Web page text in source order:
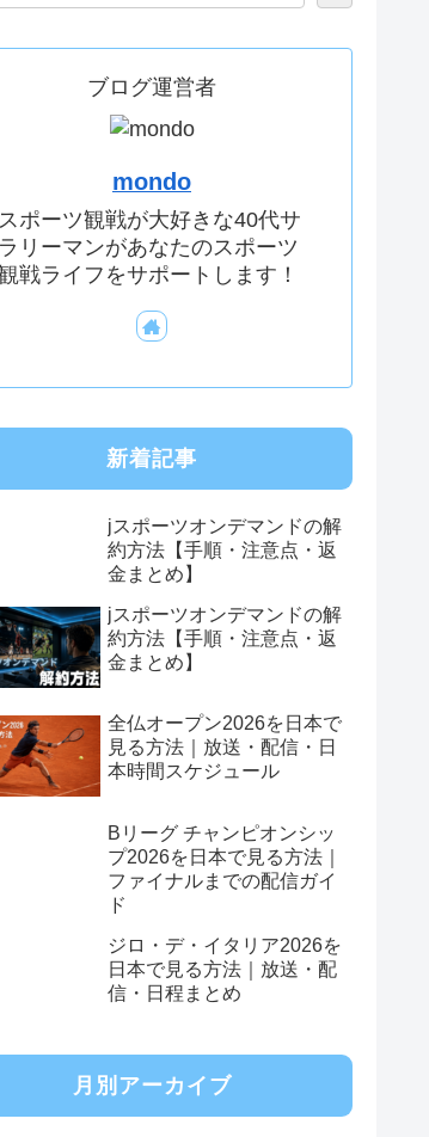
ブログ運営者
mondo
スポーツ観戦が大好きな40代サ
ラリーマンがあなたのスポーツ
戦ライフをサポートします！
新着記事
jスポーツオンデマンドの解
約方法【手順・注意点・返
金まとめ】
jスポーツオンデマンドの解
約方法【手順・注意点・返
金まとめ】
全仏オープン2026を日本で
見る方法｜放送・配信・日
本時間スケジュール
Bリーグ チャンピオンシッ
プ2026を日本で見る方法｜
ファイナルまでの配信ガイ
ド
ジロ・デ・イタリア2026を
日本で見る方法｜放送・配
信・日程まとめ
月別アーカイブ